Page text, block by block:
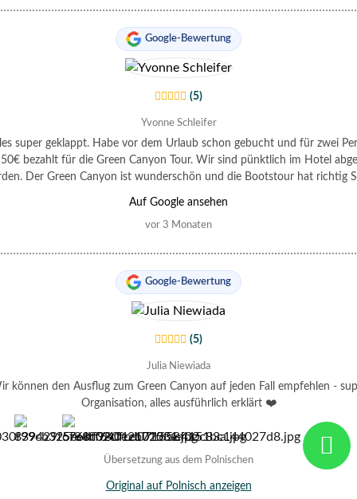
Google-Bewertung
(5)
Yvonne Schleifer
super geklappt. Habe vor dem Urlaub schon gebucht und für zwei
bezahlt für die Green Canyon Tour. Wir sind pünktlich im Hotel
Der Green Canyon ist wunderschön und die Bootstour hat richtig
Getränken und Essen kein Luxus erwarten. Aber es war alles
Wir haben so viele tolle Bilder gemacht. Lohnt sich aufjedenfall. Das
gefallen🫶
Auf Google ansehen
vor 3 Monaten
Google-Bewertung
(5)
Julia Niewiada
können den Ausflug zum Green Canyon auf jeden Fall empfehlen -
Organisation, alles ausführlich erklärt ❤️
Übersetzung aus dem Polnischen
Original auf Polnisch anzeigen